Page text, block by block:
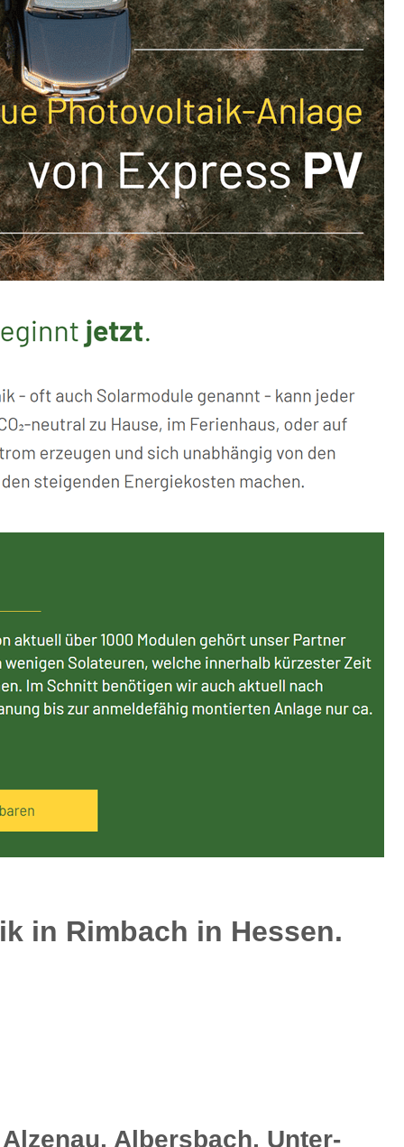
in Rimbach in Hessen.
Albersbach, Unter-